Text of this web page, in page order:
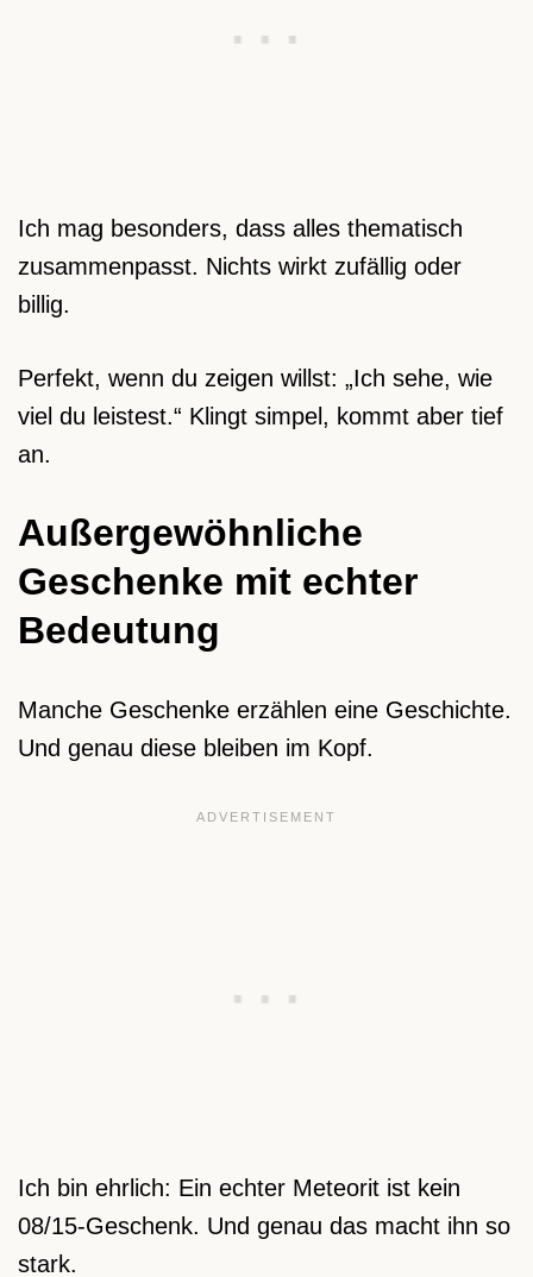
Ich mag besonders, dass alles thematisch
zusammenpasst. Nichts wirkt zufällig oder
billig.
Perfekt, wenn du zeigen willst: „Ich sehe, wie
viel du leistest.“ Klingt simpel, kommt aber tief
an.
Außergewöhnliche
Geschenke mit echter
Bedeutung
Manche Geschenke erzählen eine Geschichte.
Und genau diese bleiben im Kopf.
Ich bin ehrlich: Ein echter Meteorit ist kein
08/15-Geschenk. Und genau das macht ihn so
stark.